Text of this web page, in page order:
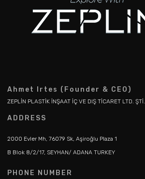
Ahmet Irtes (Founder & CEO)
ZEPLİN PLASTİK İNŞAAT İÇ VE DIŞ TİCARET LTD. ŞTİ.
ADDRESS
2000 Evler Mh, 76079 Sk, Aşiroğlu Plaza 1
B Blok 8/2/17, SEYHAN/ ADANA TURKEY
PHONE NUMBER